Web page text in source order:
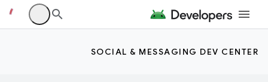
SOCIAL & MESSAGING DEV CENTER